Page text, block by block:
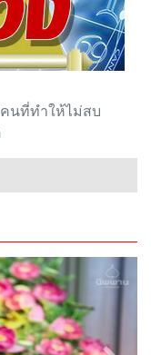
คนที่ทำให้ไม่สบ